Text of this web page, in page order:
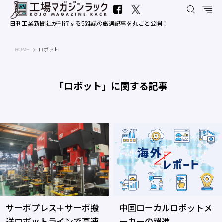
日刊工業新聞社が刊行する5雑誌の厳選記事を丸ごと公開！
HOME 工場マガジンラック｜日刊工業新聞社
ロボット
「ロボット」に関する記事
サーボプレス＋サーボ搬
中国ローカルロボットメ